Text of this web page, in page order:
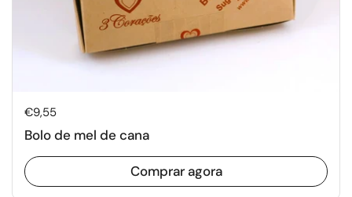
Preço normal
€9,55
Bolo de mel de cana
Comprar agora